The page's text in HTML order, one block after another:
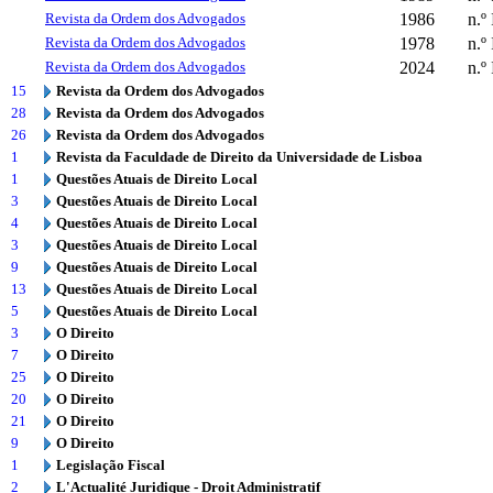
Revista da Ordem dos Advogados 1986 n.º
Revista da Ordem dos Advogados 1978 n.º
Revista da Ordem dos Advogados 2024
15
Revista da Ordem dos Advogados
28
Revista da Ordem dos Advogados
26
Revista da Ordem dos Advogados
1
Revista da Faculdade de Direito da Universidade de Lisboa
1
Questões Atuais de Direito Local
3
Questões Atuais de Direito Local
4
Questões Atuais de Direito Local
3
Questões Atuais de Direito Local
9
Questões Atuais de Direito Local
13
Questões Atuais de Direito Local
5
Questões Atuais de Direito Local
3
O Direito
7
O Direito
25
O Direito
20
O Direito
21
O Direito
9
O Direito
1
Legislação Fiscal
2
L'Actualité Juridique - Droit Administratif